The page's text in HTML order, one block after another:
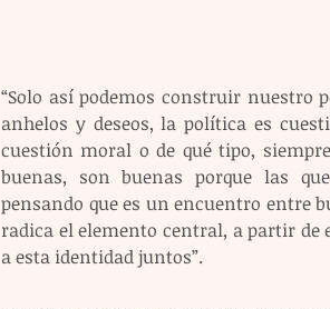
“Solo así podemos construir nuestro
anhelos y deseos, la política es
cuestión moral o de qué tipo,
buenas, son buenas porque las
pensando que es un encuentro entre
radica el elemento central, a partir
a esta identidad juntos”.